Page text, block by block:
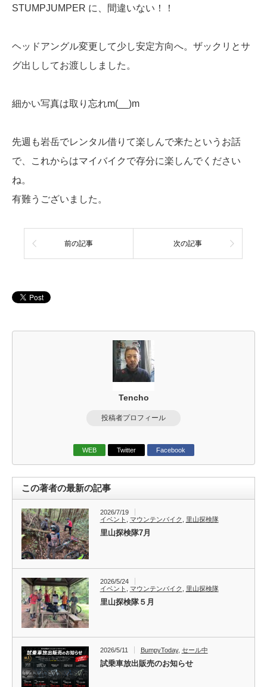
STUMPJUMPER に、間違いない！！
ヘッドアングル変更して少し安定方向へ。ザックリとサ
グ出ししてお渡ししました。
細かい写真は取り忘れm(__)m
先週も岩岳でレンタル借りて楽しんで来たというお話
で、これからはマイバイクで存分に楽しんでください
ね。
有難うございました。
前の記事 次の記事
Tencho
投稿者プロフィール
WEB Twitter Facebook
この著者の最新の記事
2026/7/19
イベント
マウンテンバイク 里山探検隊
里山探検隊7月
2026/5/24
イベント
マウンテンバイク 里山探検隊
里山探検隊５月
2026/5/11 BumpyToday, セール中
試乗車放出販売のお知らせ